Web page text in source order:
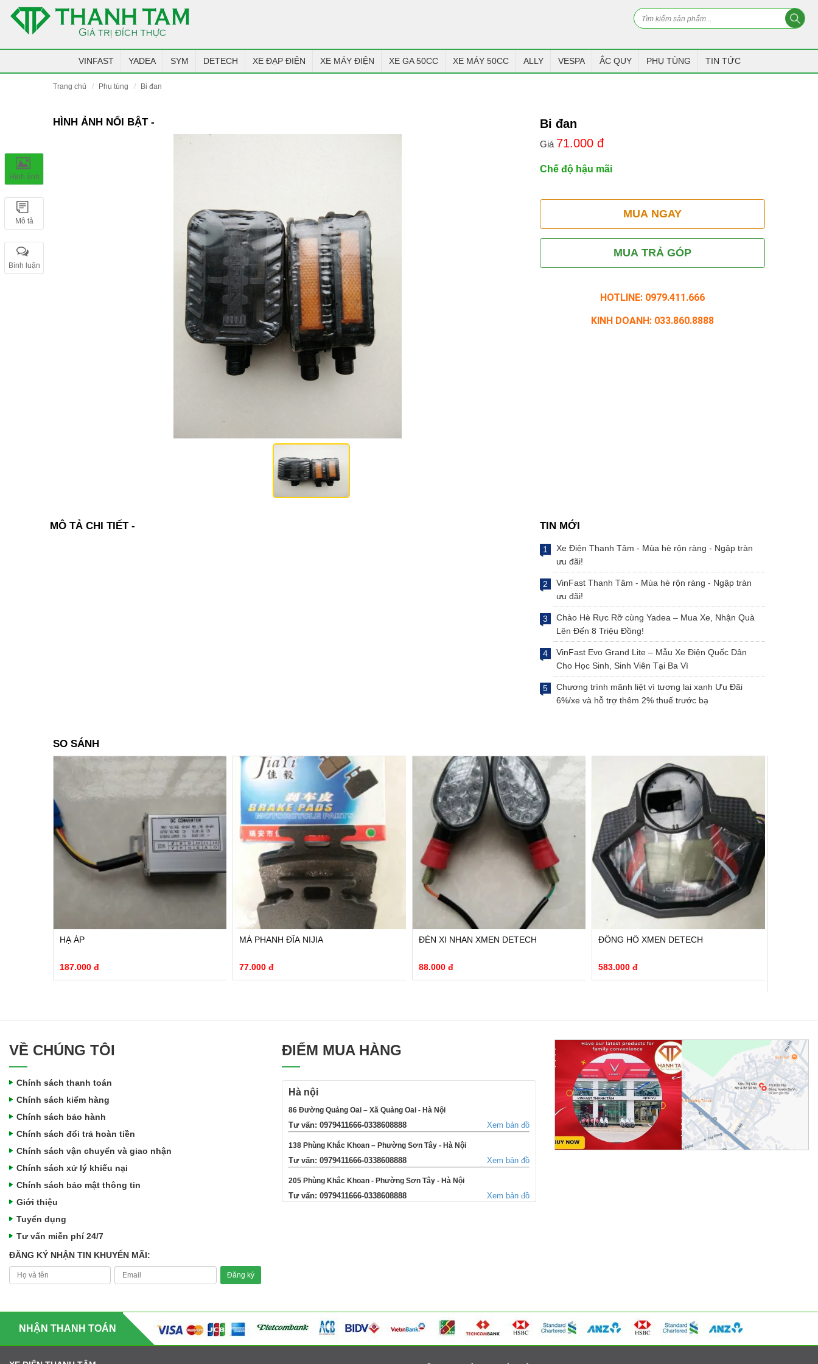
VINFAST YADEA SYM DETECH XE ĐẠP ĐIỆN XE MÁY ĐIỆN XE GA 50CC XE MÁY 50CC ALLY VESPA ẮC QUY PHỤ TÙNG TIN TỨC
Hình ảnh
Mô tả
Bình luận
trang chủ phụ tùng bi đan
HÌNH ẢNH NỔI BẬT - Bi đan
Giá 71.000 đ
Chế độ hậu mãi
MUA NGAY
MUA TRẢ GÓP
HOTLINE: 0979.411.666
KINH DOANH: 033.860.8888
MÔ TẢ CHI TIẾT - TIN MỚI
Xe Điện Thanh Tâm - Mùa hè rộn ràng - Ngập tràn
ưu đãi!
VinFast Thanh Tâm - Mùa hè rộn ràng - Ngập tràn
ưu đãi!
Chào Hè Rực Rỡ cùng Yadea – Mua Xe, Nhận Quà
Lên Đến 8 Triệu Đồng!
VinFast Evo Grand Lite – Mẫu Xe Điện Quốc Dân
Cho Học Sinh, Sinh Viên Tại Ba Vì
Chương trình mãnh liệt vì tương lai xanh Ưu Đãi
6%/xe và hỗ trợ thêm 2% thuế trước bạ
SO SÁNH
HẠ ÁP
187.000 đ
MÁ PHANH ĐĨA NIJIA
77.000 đ
ĐÈN XI NHAN XMEN DETECH
88.000 đ
ĐỒNG HỒ XMEN DETECH
583.000 đ
VỀ CHÚNG TÔI
Chính sách thanh toán
Chính sách kiểm hàng
Chính sách bảo hành
Chính sách đổi trả hoàn tiền
Chính sách vận chuyển và giao nhận
Chính sách xử lý khiếu nại
Chính sách bảo mật thông tin
Giới thiệu
Tuyển dụng
Tư vấn miễn phí 24/7
ĐĂNG KÝ NHẬN TIN KHUYẾN MÃI:
ĐIỂM MUA HÀNG
Hà nội
86 Đường Quảng Oai – Xã Quảng Oai - Hà Nội
Tư vấn: 0979411666-0338608888 Xem bản đồ
138 Phùng Khắc Khoan – Phường Sơn Tây - Hà Nội
Tư vấn: 0979411666-0338608888 Xem bản đồ
205 Phùng Khắc Khoan - Phường Sơn Tây - Hà Nội
Tư vấn: 0979411666-0338608888 Xem bản đồ
Cụm 6 - Thị Trấn Liên Quan - Thạch Thất - Hà Nội
Tư vấn: 0979411666-0338608888 Xem bản đồ
NHẬN THANH TOÁN